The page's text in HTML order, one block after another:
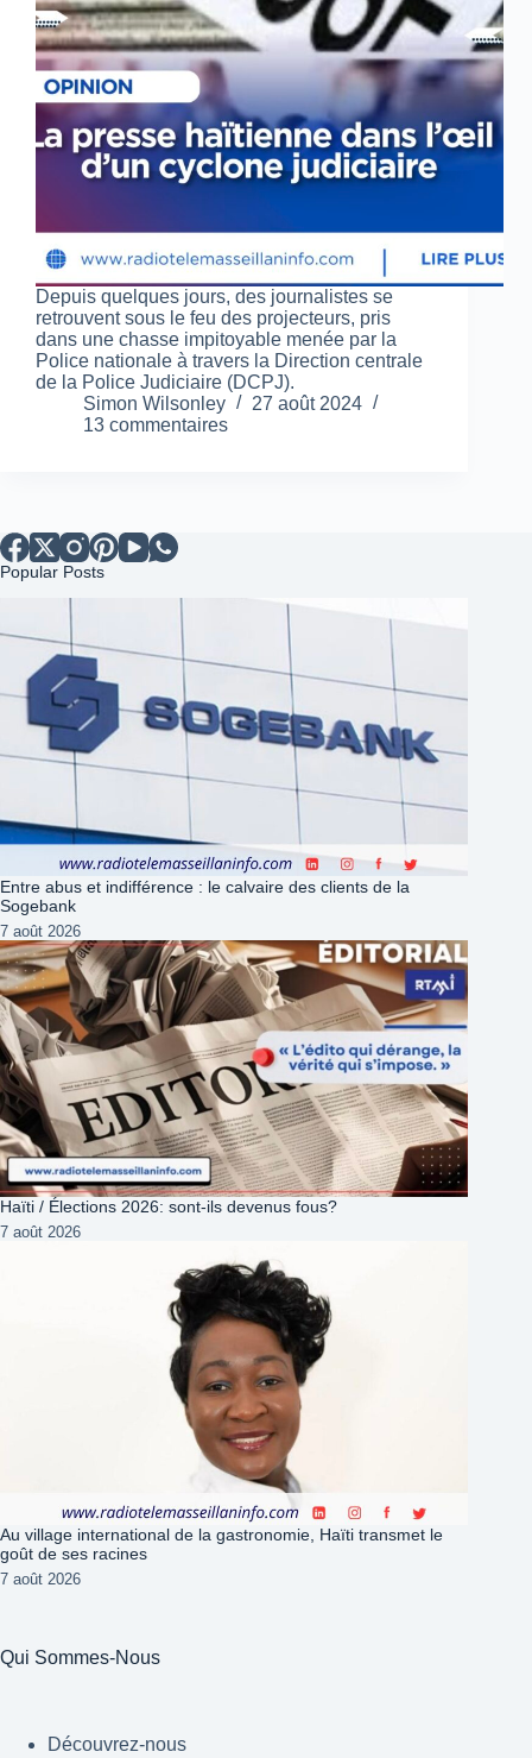
Depuis quelques jours, des journalistes se
retrouvent sous le feu des projecteurs, pris
dans une chasse impitoyable menée par la
Police nationale à travers la Direction centrale
de la Police Judiciaire (DCPJ).
Simon Wilsonley
27 août 2024
13 commentaires
Popular Posts
Entre abus et indifférence : le calvaire des clients de la
Sogebank
7 août 2026
Haïti / Élections 2026: sont-ils devenus fous?
7 août 2026
Au village international de la gastronomie, Haïti transmet le
goût de ses racines
7 août 2026
Qui Sommes-Nous
Découvrez-nous